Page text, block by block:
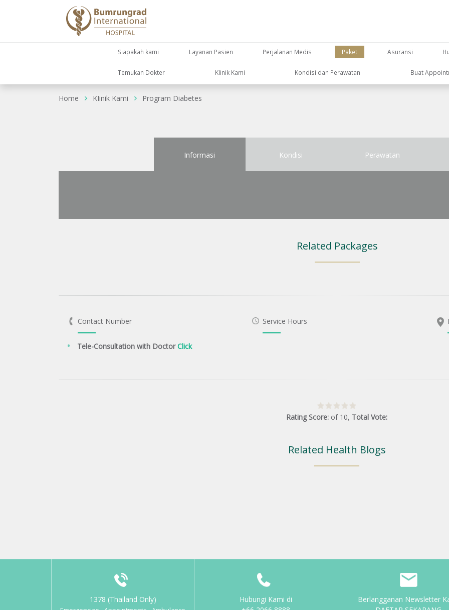
Siapakah kami Layanan Pasien Perjalanan Medis Paket Asuransi
Temukan Dokter KIinik Kami Kondisi dan Perawatan Buat
Home KIinik Kami Program Diabetes
Informasi Kondisi Perawatan
Related Packages
Contact Number
Tele-Consultation with DoctorClick
Service Hours
Rating Score: of 10, Total Vote:
Related Health Blogs
1378 (Thailand Only)
Hubungi Kami di
Berlangganan Newsletter